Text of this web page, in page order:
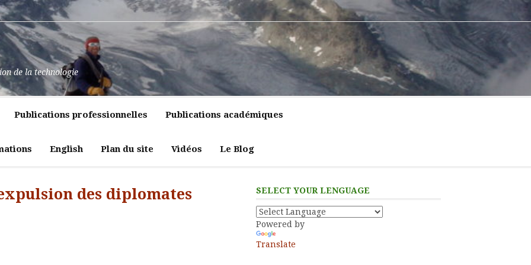
de la technologie
Publications professionnelles Publications académiques
English Plan du site Vidéos Le Blog
des diplomates
SELECT YOUR LENGUAGE
Powered by
Translate